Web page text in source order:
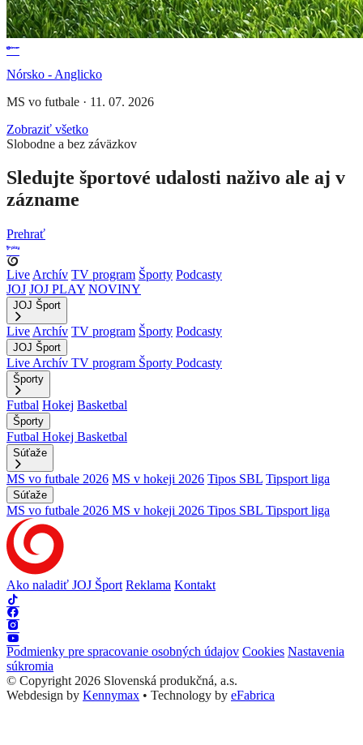
Nórsko - Anglicko
MS vo futbale · 11. 07. 2026
Zobraziť všetko
Slobodne a bez záväzkov
Sledujte športové udalosti naživo ale aj v
zázname
Prehrať
Live Archív TV program Športy Podcasty
JOJ JOJ PLAY NOVINY
JOJ Šport
Live Archív TV program Športy Podcasty
JOJ Šport
Live Archív TV program Športy Podcasty
Športy
Futbal Hokej Basketbal
Športy
Futbal Hokej Basketbal
Súťaže
MS vo futbale 2026 MS v hokeji 2026 Tipos SBL Tipsport liga
Súťaže
MS vo futbale 2026 MS v hokeji 2026 Tipos SBL Tipsport liga
Ako naladiť JOJ Šport Reklama Kontakt
Podmienky pre spracovanie osobných údajov Cookies Nastavenia
súkromia
© Copyright 2026 Slovenská produkčná, a.s.
Webdesign by Kennymax • Technology by eFabrica